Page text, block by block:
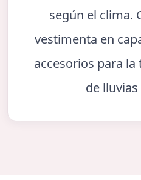
según el clima.
vestimenta en
accesorios para
de